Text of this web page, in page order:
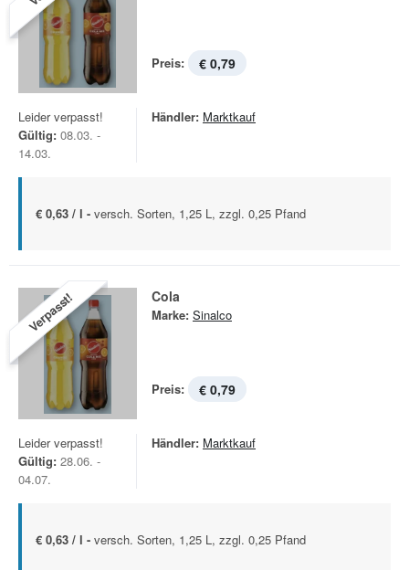
Preis: € 0,79
Leider verpasst!
Gültig: 08.03. -
14.03.
Händler: Marktkauf
€ 0,63 / l - versch. Sorten, 1,25 L, zzgl. 0,25 Pfand
Verpasst! Cola
Marke: Sinalco
Preis: € 0,79
Leider verpasst!
Gültig: 28.06. -
04.07.
Händler: Marktkauf
€ 0,63 / l - versch. Sorten, 1,25 L, zzgl. 0,25 Pfand